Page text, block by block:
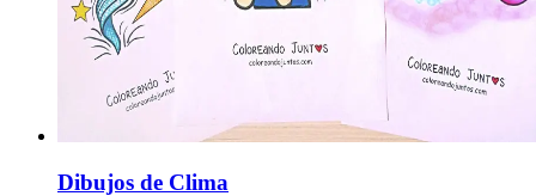
Dibujos de Clima